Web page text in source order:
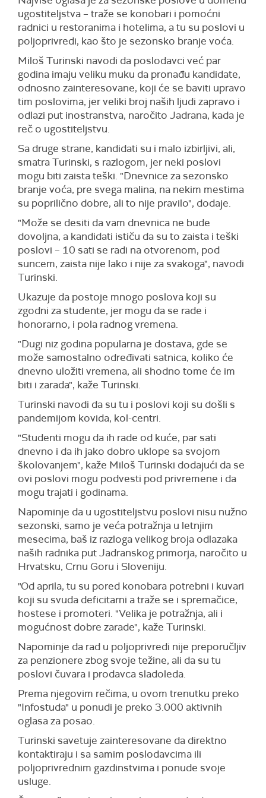
ugostiteljstva – traže se konobari i pomoćni
radnici u restoranima i hotelima, a tu su poslovi u
poljoprivredi, kao što je sezonsko branje voća.
Miloš Turinski navodi da poslodavci već par
godina imaju veliku muku da pronađu kandidate,
odnosno zainteresovane, koji će se baviti upravo
tim poslovima, jer veliki broj naših ljudi zapravo i
odlazi put inostranstva, naročito Jadrana, kada je
reč o ugostiteljstvu.
Sa druge strane, kandidati su i malo izbirljivi, ali,
smatra Turinski, s razlogom, jer neki poslovi
mogu biti zaista teški. "Dnevnice za sezonsko
branje voća, pre svega malina, na nekim mestima
su poprilično dobre, ali to nije pravilo", dodaje.
"Može se desiti da vam dnevnica ne bude
dovoljna, a kandidati ističu da su to zaista i teški
poslovi – 10 sati se radi na otvorenom, pod
suncem, zaista nije lako i nije za svakoga", navodi
Turinski.
Ukazuje da postoje mnogo poslova koji su
zgodni za studente, jer mogu da se rade i
honorarno, i pola radnog vremena.
"Dugi niz godina popularna je dostava, gde se
može samostalno određivati satnica, koliko će
dnevno uložiti vremena, ali shodno tome će im
biti i zarada", kaže Turinski.
Turinski navodi da su tu i poslovi koji su došli s
pandemijom kovida, kol-centri.
"Studenti mogu da ih rade od kuće, par sati
dnevno i da ih jako dobro uklope sa svojom
školovanjem", kaže Miloš Turinski dodajući da se
ovi poslovi mogu podvesti pod privremene i da
mogu trajati i godinama.
Napominje da u ugostiteljstvu poslovi nisu nužno
sezonski, samo je veća potražnja u letnjim
mesecima, baš iz razloga velikog broja odlazaka
naših radnika put Jadranskog primorja, naročito u
Hrvatsku, Crnu Goru i Sloveniju.
"Od aprila, tu su pored konobara potrebni i kuvari
koji su svuda deficitarni a traže se i spremačice,
hostese i promoteri. "Velika je potražnja, ali i
mogućnost dobre zarade", kaže Turinski.
Napominje da rad u poljoprivredi nije preporučljiv
za penzionere zbog svoje težine, ali da su tu
poslovi čuvara i prodavca sladoleda.
Prema njegovim rečima, u ovom trenutku preko
"Infostuda" u ponudi je preko 3.000 aktivnih
oglasa za posao.
Turinski savetuje zainteresovane da direktno
kontaktiraju i sa samim poslodavcima ili
poljoprivrednim gazdinstvima i ponude svoje
usluge.